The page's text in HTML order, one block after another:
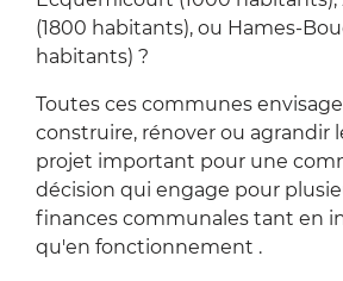
(1800 habitants), ou Hames-
habitants) ?
Toutes ces communes
construire, rénover ou agrandir
projet important pour une
décision qui engage pour
finances communales tant en
qu'en fonctionnement .